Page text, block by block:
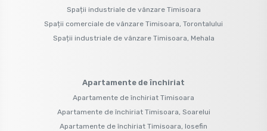
Spații industriale de vânzare Timisoara
Spații comerciale de vânzare Timisoara, Torontalului
Spații industriale de vânzare Timisoara, Mehala
Apartamente de închiriat
Apartamente de închiriat Timisoara
Apartamente de închiriat Timisoara, Soarelui
Apartamente de închiriat Timisoara, Iosefin